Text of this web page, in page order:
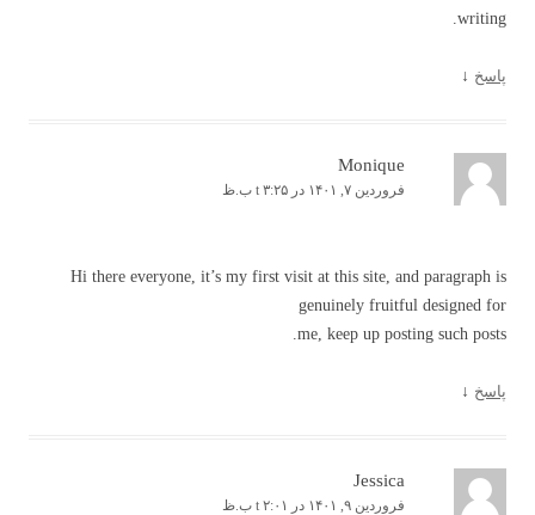
writing.
پاسخ ↓
Monique
فروردین ۷, ۱۴۰۱ در t ۳:۲۵ ب.ظ
Hi there everyone, it’s my first visit at this site, and paragraph is
genuinely fruitful designed for
me, keep up posting such posts.
پاسخ ↓
Jessica
فروردین ۹, ۱۴۰۱ در t ۲:۰۱ ب.ظ